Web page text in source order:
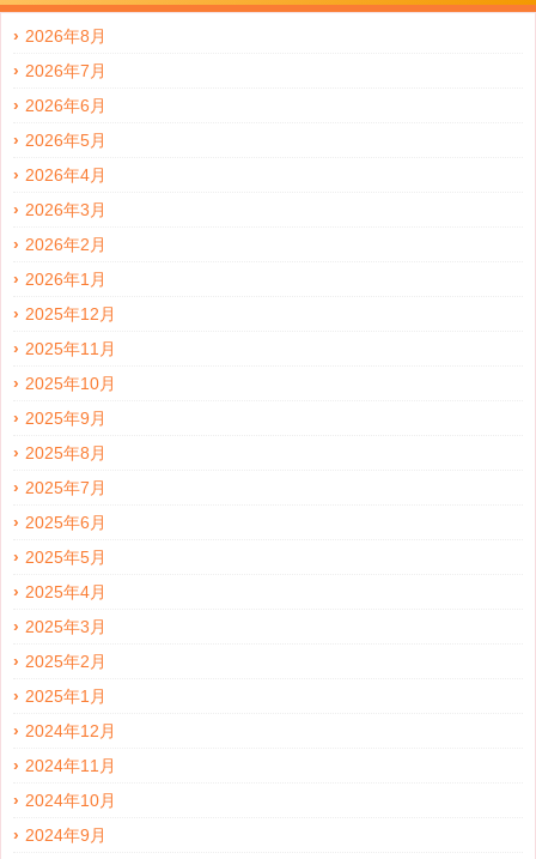
2026年8月
2026年7月
2026年6月
2026年5月
2026年4月
2026年3月
2026年2月
2026年1月
2025年12月
2025年11月
2025年10月
2025年9月
2025年8月
2025年7月
2025年6月
2025年5月
2025年4月
2025年3月
2025年2月
2025年1月
2024年12月
2024年11月
2024年10月
2024年9月